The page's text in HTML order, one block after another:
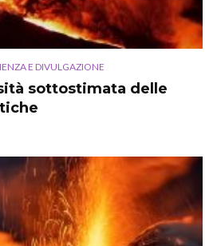
E DIVULGAZIONE
sottostimata delle